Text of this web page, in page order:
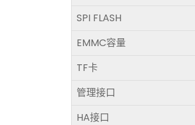
SPI FLASH
EMMC容量
TF卡
管理接口
HA接口